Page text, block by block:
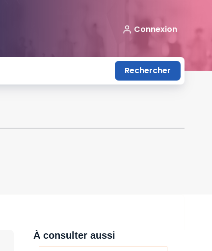
Connexion
Rechercher
À consulter aussi